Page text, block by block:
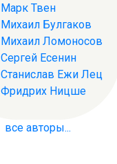
Марк Твен
Михаил Булгаков
Михаил Ломоносов
Сергей Есенин
Станислав Ежи Лец
Фридрих Ницше
все авторы...